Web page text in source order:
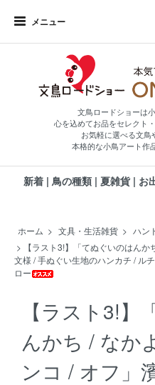
メニュー
文鳥ロードショーは
心を込めてお品をセレクト
お気軽に選べる文鳥
本格的な小鳥アート作
新着 | 鳥の種類 | 夏雑貨 | お
ホーム > 文具・生活雑貨 > ハン
>
【ラスト3!】「てぬぐいのはん
文様 / 手ぬぐい生地のハンカチ / ル
ロー
【ラスト3!】
んかち / なか
ンコ / オフ」